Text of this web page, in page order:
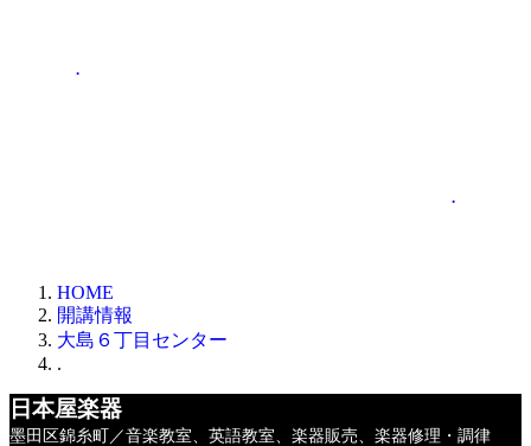
.
.
HOME
開講情報
大島６丁目センター
.
日本屋楽器
墨田区錦糸町／音楽教室、英語教室、楽器販売、楽器修理・調律